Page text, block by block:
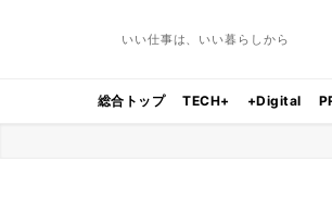
いい仕事は、いい暮らしから
総合トップ TECH+ +Digital